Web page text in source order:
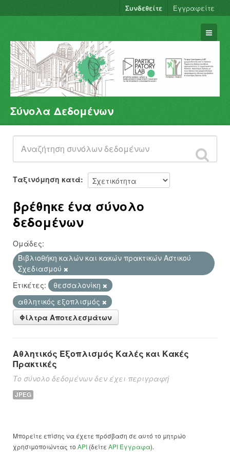
Συνδεθείτε Εγγραφείτε
Σύνολα Δεδομένων
Φορείς
Ομάδες
Σχετικά
Σύνολα Δεδομένων
Ταξινόμηση κατά
βρέθηκε ένα σύνολο
δεδομένων
Ομάδες:
Βιβλιοθήκη καλών και κακών πρακτικών Αστικού
Σχεδιασμού
Ετικέτες:
θεσσαλονίκη
αθλητικός εξοπλισμός
Φίλτρα Αποτελεσμάτων
Αθλητικός Εξοπλισμός Καλές και Κακές
Πρακτικές
Το σύνολο δεδομένων δεν έχει περιγραφή
JPEG
Μπορείτε επίσης να έχετε πρόσβαση σε αυτό το μητρώο
χρησιμοποιώντας το API (δείτε API Έγγραφα).